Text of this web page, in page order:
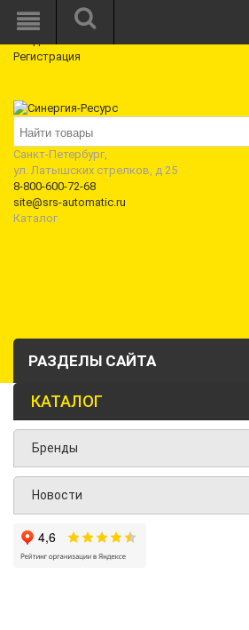
Режим работы: Пн—Пт: 10:00—18:00
Регистрация
Санкт-Петербург,
ул. Латышских стрелков, д 25
8-800-600-72-68
site@srs-automatic.ru
Каталог
РАЗДЕЛЫ САЙТА
КАТАЛОГ
Бренды
Новости